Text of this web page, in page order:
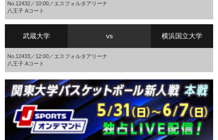
No.12432／10:00／エスフォルタアリーナ
八王子 Aコート
武蔵大学 vs 横浜国立大学
No.12433／12:00／エスフォルタアリーナ
八王子 Aコート